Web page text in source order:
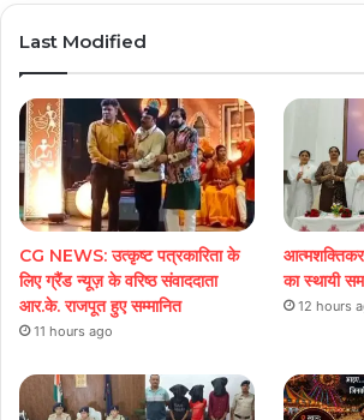
Last Modified
CG NEWS: उत्कृष्ट पत्रकारिता के
लिए ग्रैंड न्यूज़ के वरिष्ठ संवाददाता
आर.के. राजपूत हुए सम्मानित
11 hours ago
का स्थायी
12 hours